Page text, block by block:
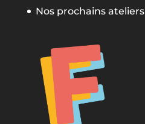
Nos prochains ateliers